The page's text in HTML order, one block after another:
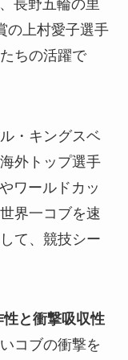
長野五輪の里
の上村愛子選手
ちの活躍で
・キングスベ
外トップ選手
ワールドカッ
界一コブを速
て、競技シー
と衝撃吸収性
コブの衝撃を